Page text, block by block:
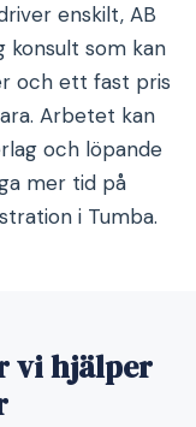
enskilt, AB
konsult som kan
och ett fast pris
Arbetet kan
och löpande
mer tid på
i Tumba.
vi hjälper